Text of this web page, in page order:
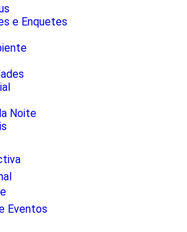
e Enquetes
Noite
Eventos